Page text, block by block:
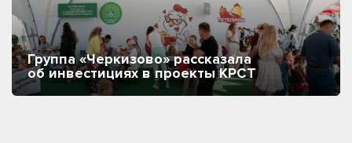
Группа «Черкизово» рассказала
об инвестициях в проекты КРСТ